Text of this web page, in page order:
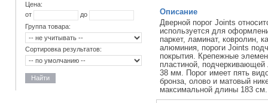
Цена:
от
до
Группа товара:
Сортировка результатов:
Найти
Описание
Дверной порог Joints
используется для
паркет, ламинат, ковролин,
алюминия, пороги Joints
покрытия. Крепежные
пластиной, подчеркивающей
38 мм. Порог имеет пять
бронза, олово и матовый
максимальной длины 183 см.